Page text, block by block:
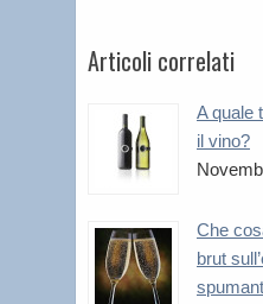
Articoli correlati
A quale
il vino?
Che
brut